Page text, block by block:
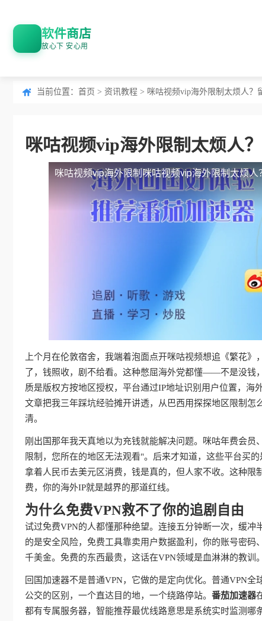
软件商店
放心下 安心用
当前位置： 首页 > 资讯教程 > 咪咕视频vip海外限制太烦人？
咪咕视频vip海外限制太烦人
咪咕视频vip海外限制咪咕视频vip海外限制太烦
上个月在伦敦宿舍，我端着泡面点开咪咕视频想追《繁花
了，钱照收，剧不给看。这种憋屈海外党都懂——不是没钱
质是版权方按地区授权，平台通过IP地址识别用户位置，
文章把我三年踩坑经验摊开讲透，从巴西用探探地区限制
清。
刚出国那年我天真地以为充钱就能解决问题。咪咕年费会
限制，您所在的地区无法观看"。后来才知道，这些平台买
拿着人民币去美元区消费，钱是真的，但人家不收。这种
费，你的海外IP就是越界的那道红线。
为什么免费VPN救不了你的追剧自由
试过免费VPN的人都懂那种绝望。连接五分钟断一次，缓
的是安全风险，免费工具靠卖用户数据盈利，你的账号密
千美金。免费的东西最贵，这话在VPN领域是血淋淋的教训。
回国加速器不是普通VPN，它做的是定向优化。普通VPN
公交的区别，一个直达目的地，一个绕路停站。 番茄加速器
都有专属服务器，智能推荐最优线路意思是系统实时监测